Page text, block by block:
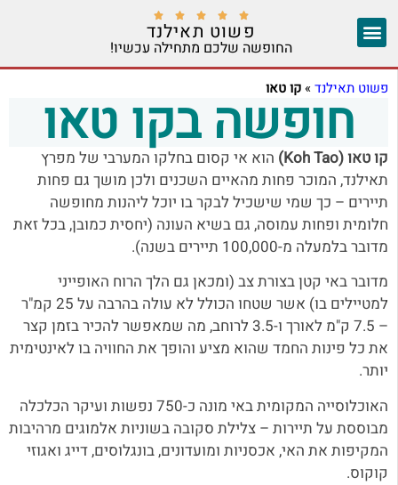





פשוט תאילנד
החופשה שלכם מתחילה עכשיו!
פשוט תאילנד» קו טאו
חופשה בקו טאוקו טאו (Koh Tao)
הוא אי קסום בחלקו המערבי של מפרץ
תאילנד, המוכר פחות מהאיים השכנים ולכן מושך גם פחות
תיירים – כך שמי שישכיל לבקר בו יוכל ליהנות מחופשה
חלומית ופחות עמוסה, גם בשיא העונה (יחסית כמובן, בכל זאת
מדובר בלמעלה מ-100,000 תיירים בשנה).
מדובר באי קטן בצורת צב (ומכאן גם הלך הרוח האופייני
למטיילים בו) אשר שטחו הכולל לא עולה בהרבה על 25 קמ"ר
– 7.5 ק"מ לאורך ו-3.5 לרוחב, מה שמאפשר להכיר בזמן קצר
את כל פינות החמד שהוא מציע והופך את החוויה בו לאינטימית
יותר.
האוכלוסייה המקומית באי מונה כ-750 נפשות ועיקר הכלכלה
מבוססת על תיירות – צלילת סקובה בשוניות אלמוגים מרהיבות
המקיפות את האי, אכסניות ומועדונים, בונגלוסים, דייג ואגוזי
קוקוס.